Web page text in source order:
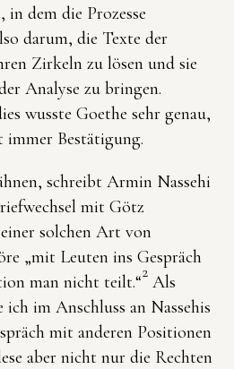
dem die Prozesse
darum, die Texte der
Zirkeln zu lösen und sie
Analyse zu bringen.
wusste Goethe sehr genau,
immer Bestätigung.
schreibt Armin Nassehi
mit Götz
solchen Art von
„mit Leuten ins Gespräch
man nicht teilt.“2 Als
im Anschluss an Nassehis
mit anderen Positionen
aber nicht nur die Rechten